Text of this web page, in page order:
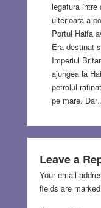
legatura intre
ulterioara a
Portul Haifa
Era destinat
Imperiul
ajungea la
petrolul
pe mare.
Leave a
Your email
fields are marked